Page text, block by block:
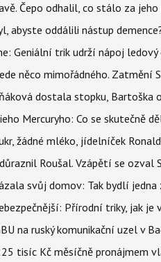
Čepo odhalil, co stálo za jeho
abyste oddálili nástup
Geniální trik udrží nápoj
něco mimořádného. Zatmění
dostala stopku,
Mercuryho: Co se skutečně
žádné mléko, jídelníček
Roušal. Vzápětí se ozval
svůj domov: Tak bydlí
Přírodní triky, jak je
na ruský komunikační uzel v
tisíc Kč měsíčně pronájmem